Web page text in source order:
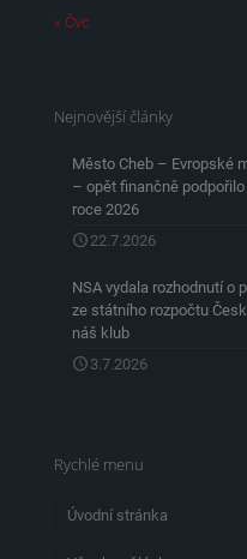
« Čvc
Nejnovější články
Město Cheb – Evropské
– opět finančně
roce 2026
22.7.2026
NSA vydala rozhodnutí o
ze státního rozpočtu
náš klub
3.7.2026
Rychlé menu
Úvodní stránka